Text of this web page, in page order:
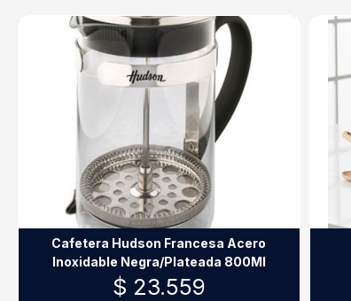
Cafetera Hudson Francesa Acero
Inoxidable Negra/Plateada 800Ml
$ 23.559